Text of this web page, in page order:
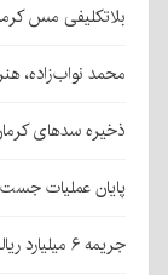
بلاتکلیفی مس
محمد نواب‌زاده،
ذخیره سدهای کرمان به ۲۴۹ میلیون
پایان عملیات جست‌وجو در
جریمه ۶ میلیارد ریالی برای قاچاقچی نارنگی پاکستانی در بافت